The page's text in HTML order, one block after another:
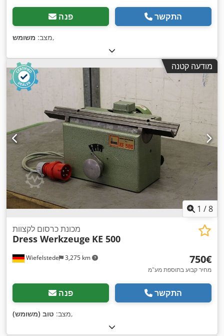
פנה התקשר
מצב: משומש ,
מודעה קטנה
1 /8
Wiefelstede 3,275 km
מכונת כרסום לקצוות
Dress Werkzeuge KE 500
‏750 ‏€
מחיר קבוע בתוספת מע"מ
פנה התקשר
מצב: טוב (משומש) ,